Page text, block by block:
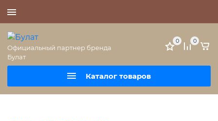
Официальный партнер бренда
Булат
Каталог товаров
0 0